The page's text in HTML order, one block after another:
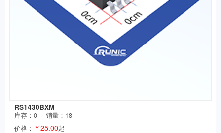
RS1430BXM
库存：0
销量：18
价格： ￥25.00起